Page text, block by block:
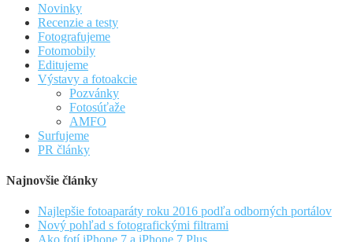
Novinky
Recenzie a testy
Fotografujeme
Fotomobily
Editujeme
Výstavy a fotoakcie
Pozvánky
Fotosúťaže
AMFO
Surfujeme
PR články
Najnovšie články
Najlepšie fotoaparáty roku 2016 podľa odborných portálov
Nový pohľad s fotografickými filtrami
Ako fotí iPhone 7 a iPhone 7 Plus